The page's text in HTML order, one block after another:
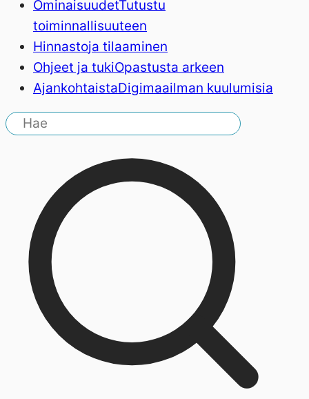
OminaisuudetTutustu
toiminnallisuuteen
Hinnastoja tilaaminen
Ohjeet ja tukiOpastusta arkeen
AjankohtaistaDigimaailman kuulumisia